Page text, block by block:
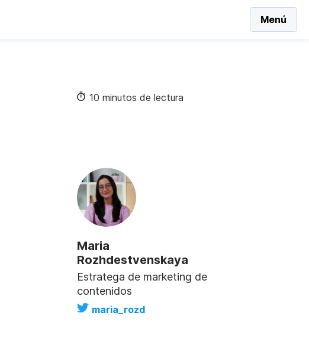
Menú
10 minutos de lectura
Maria
Rozhdestvenskaya
Estratega de marketing de
contenidos
maria_rozd